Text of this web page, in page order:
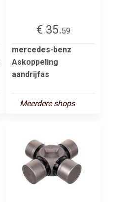
€ 35.59
mercedes-benz
Askoppeling
aandrijfas
Meerdere shops